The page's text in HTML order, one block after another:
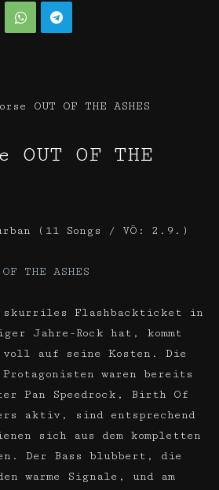
OUT OF THE ASHES
OUT OF THE
(11 Songs / VÖ: 2.9.)
skurriles Flashbackticket in
Jahre-Rock hat, kommt
voll auf seine Kosten. Die
waren bereits
Pan Speed­rock, Birth Of
aktiv, sind entsprechend
sich aus dem kompletten
Der Bass blubbert, die
warme Signale, und am